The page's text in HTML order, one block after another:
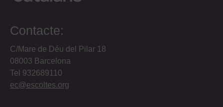
Contacte:
C/Mare de Déu del Pilar 18
08003 Barcelona
Tel 932689110
ec@escoltes.org